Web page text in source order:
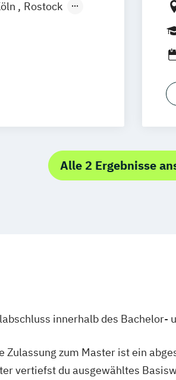
Rostock
Alle 2 Ergebnisse
innerhalb des Bachelor-
Zulassung zum Master ist ein
vertiefst du ausgewähltes